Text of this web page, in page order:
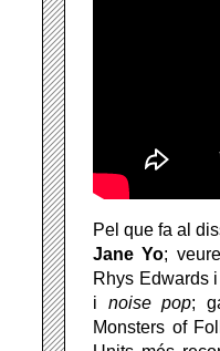
Pel que fa al
Jane Yo;
Rhys Edwards
i noise pop;
Monsters of